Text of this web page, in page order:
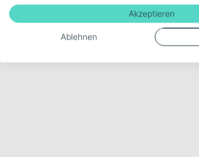
Akzeptieren
Ablehnen